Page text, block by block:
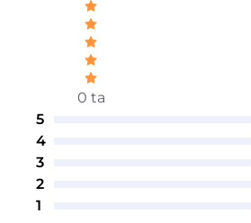
0 ta
5
4
3
2
1